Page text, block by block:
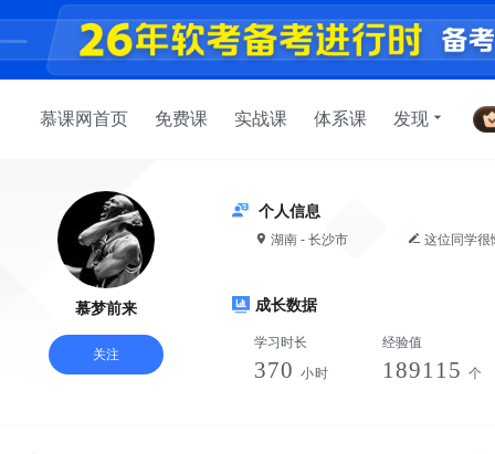
慕课网首页 免费课 实战课 体系课 发现
慕梦前来
关注
个人信息
湖南 - 长沙市 这位同学很
成长数据
学习时长
370 小时
经验值
189115 个